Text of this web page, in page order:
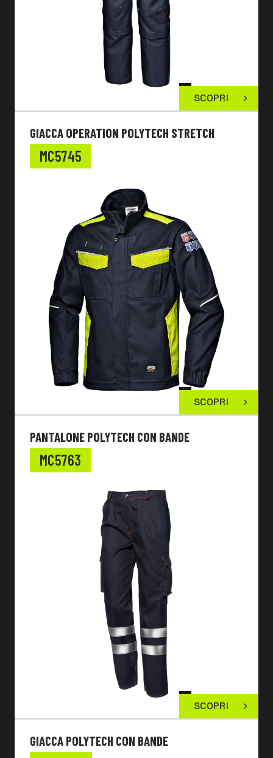
SCOPRI
GIACCA OPERATION POLYTECH STRETCH
MC5745
SCOPRI
PANTALONE POLYTECH CON BANDE
MC5763
SCOPRI
GIACCA POLYTECH CON BANDE